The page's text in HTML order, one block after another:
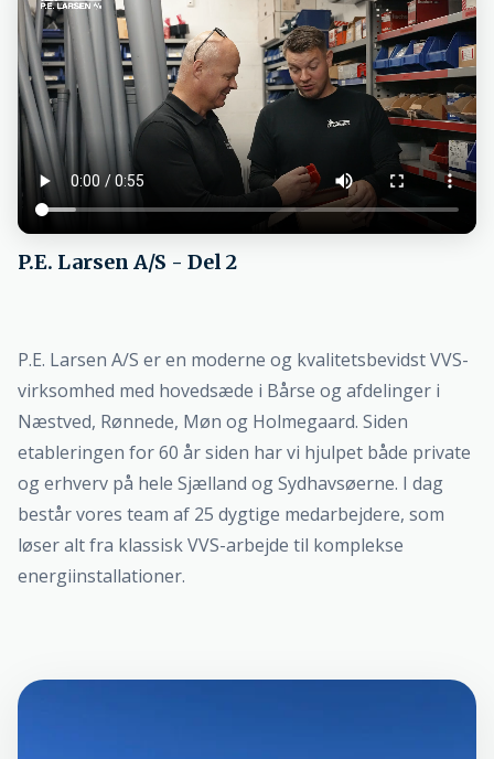
P.E. Larsen A/S - Del 2
P.E. Larsen A/S er en moderne og kvalitetsbevidst VVS-
virksomhed med hovedsæde i Bårse og afdelinger i
Næstved, Rønnede, Møn og Holmegaard. Siden
etableringen for 60 år siden har vi hjulpet både private
og erhverv på hele Sjælland og Sydhavsøerne. I dag
består vores team af 25 dygtige medarbejdere, som
løser alt fra klassisk VVS-arbejde til komplekse
energiinstallationer.